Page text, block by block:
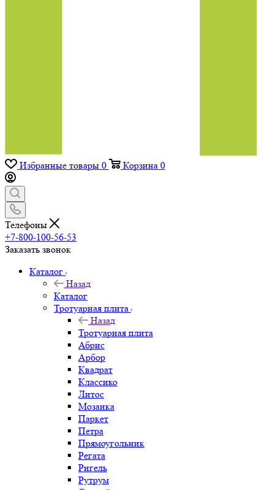
Избранные товары 0 Корзина 0
Телефоны
+7-800-100-56-53
Заказать звонок
Каталог
Назад
Каталог
Тротуарная плита
Назад
Тротуарная плита
Абрис
Арбор
Квадрат
Классико
Литос
Мозаика
Паркет
Петра
Прямоугольник
Регата
Ригель
Рутрум